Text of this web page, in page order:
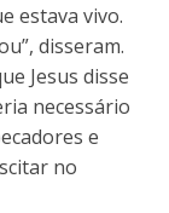
estava vivo.
disseram.
Jesus disse
necessário
e
no